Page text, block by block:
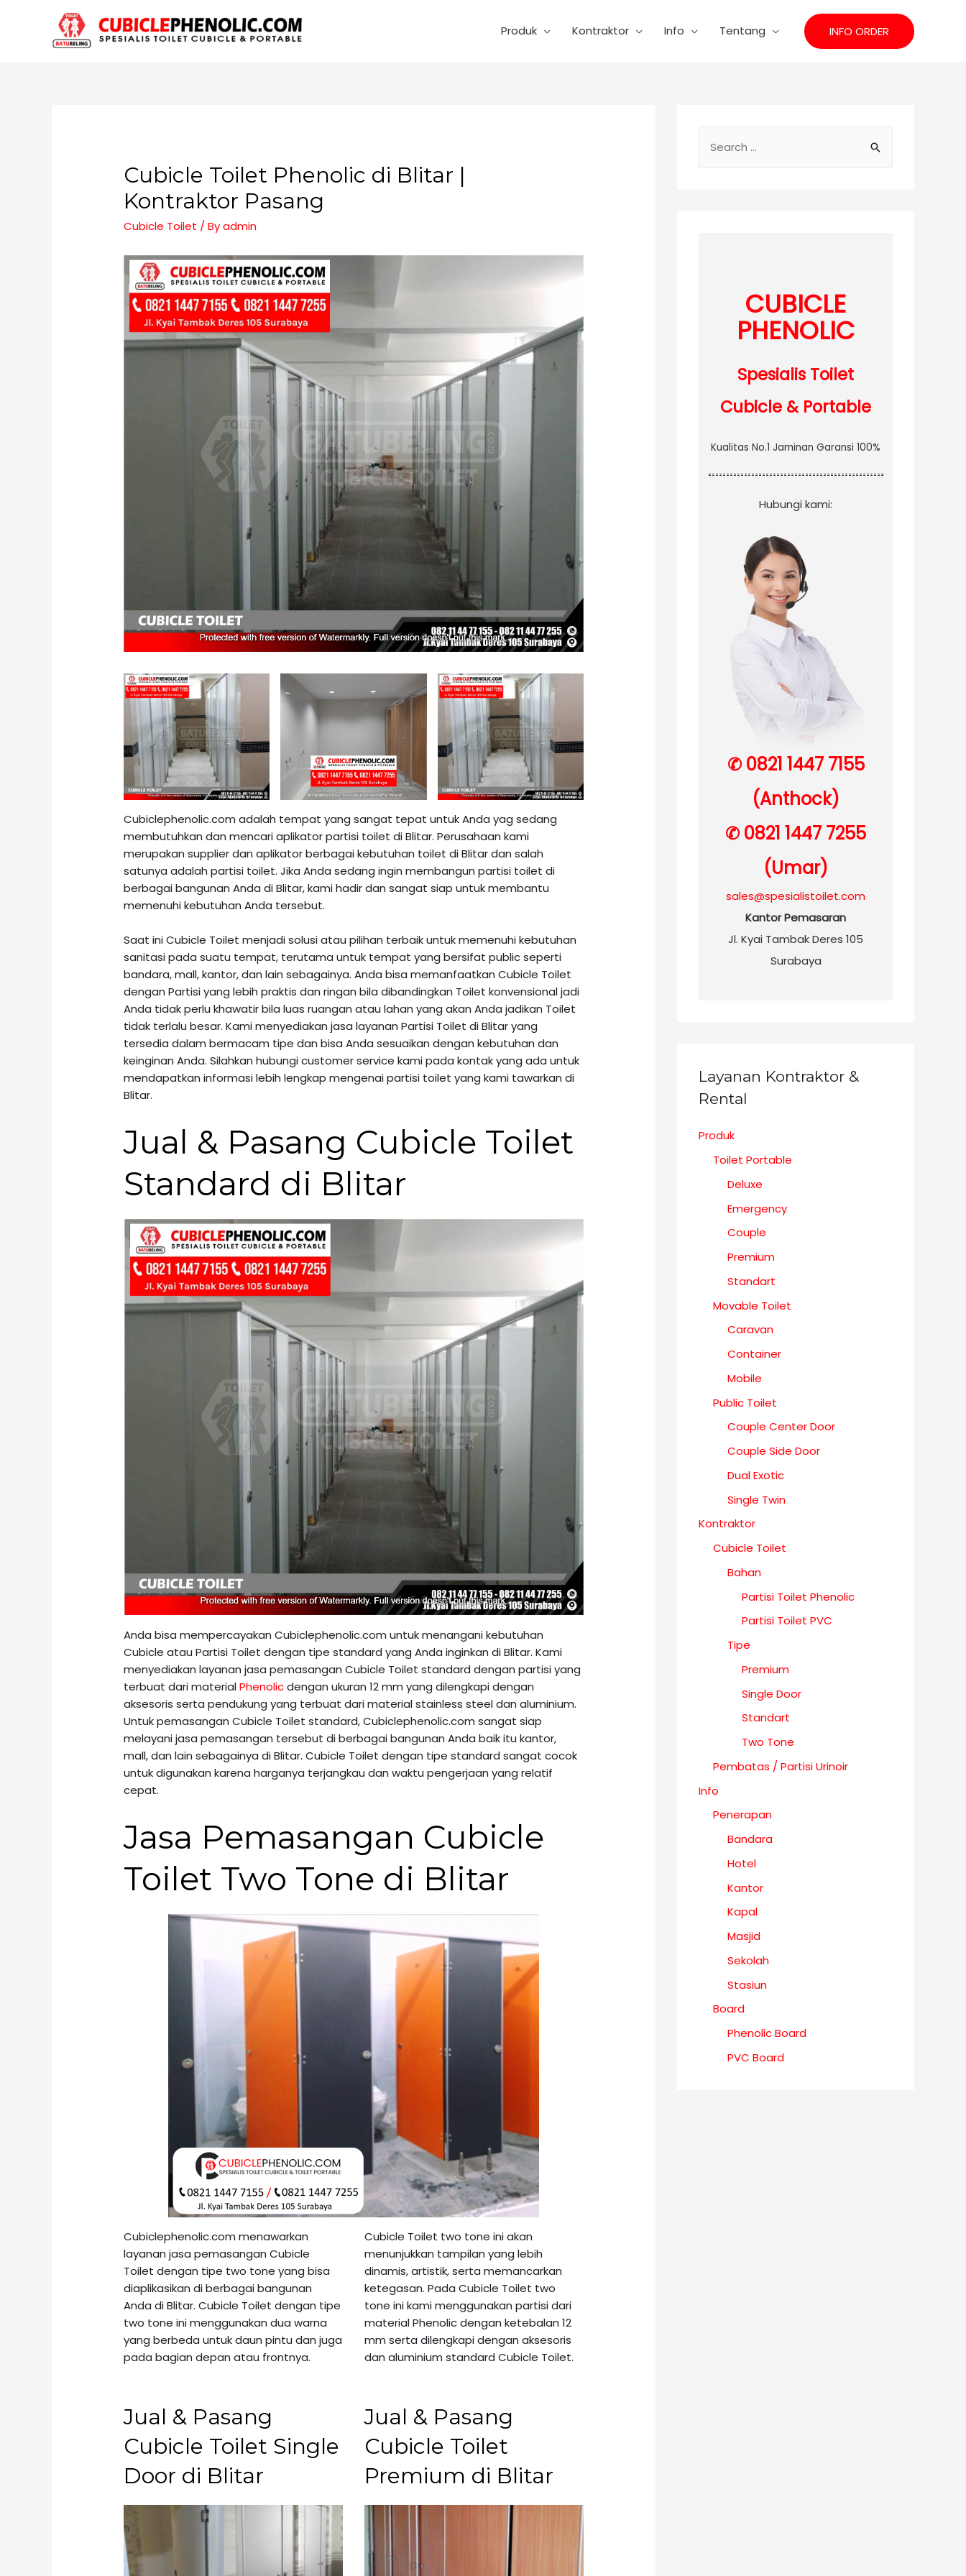
Produk Kontraktor Info Tentang INFO ORDER
Cubicle Toilet Phenolic di Blitar |
Kontraktor Pasang
Cubicle Toilet / Byadmin
Cubiclephenolic.com adalah tempat yang sangat tepat untuk Anda yag sedang
membutuhkan dan mencari aplikator partisi toilet di Blitar. Perusahaan kami
merupakan supplier dan aplikator berbagai kebutuhan toilet di Blitar dan salah
satunya adalah partisi toilet. Jika Anda sedang ingin membangun partisi toilet di
berbagai bangunan Anda di Blitar, kami hadir dan sangat siap untuk membantu
memenuhi kebutuhan Anda tersebut.
Saat ini Cubicle Toilet menjadi solusi atau pilihan terbaik untuk memenuhi kebutuhan
sanitasi pada suatu tempat, terutama untuk tempat yang bersifat public seperti
bandara, mall, kantor, dan lain sebagainya. Anda bisa memanfaatkan Cubicle Toilet
dengan Partisi yang lebih praktis dan ringan bila dibandingkan Toilet konvensional jadi
Anda tidak perlu khawatir bila luas ruangan atau lahan yang akan Anda jadikan Toilet
tidak terlalu besar. Kami menyediakan jasa layanan Partisi Toilet di Blitar yang
tersedia dalam bermacam tipe dan bisa Anda sesuaikan dengan kebutuhan dan
keinginan Anda. Silahkan hubungi customer service kami pada kontak yang ada untuk
mendapatkan informasi lebih lengkap mengenai partisi toilet yang kami tawarkan di
Blitar.
Jual & Pasang Cubicle Toilet
Standard di Blitar
Anda bisa mempercayakan Cubiclephenolic.com untuk menangani kebutuhan
Cubicle atau Partisi Toilet dengan tipe standard yang Anda inginkan di Blitar. Kami
menyediakan layanan jasa pemasangan Cubicle Toilet standard dengan partisi yang
terbuat dari materialPhenolicdengan ukuran 12 mm yang dilengkapi dengan
aksesoris serta pendukung yang terbuat dari material stainless steel dan aluminium.
Untuk pemasangan Cubicle Toilet standard, Cubiclephenolic.com sangat siap
melayani jasa pemasangan tersebut di berbagai bangunan Anda baik itu kantor,
mall, dan lain sebagainya di Blitar. Cubicle Toilet dengan tipe standard sangat cocok
untuk digunakan karena harganya terjangkau dan waktu pengerjaan yang relatif
cepat.
Jasa Pemasangan Cubicle
Toilet Two Tone di Blitar
Cubiclephenolic.com menawarkan
layanan jasa pemasangan Cubicle
Toilet dengan tipe two tone yang bisa
diaplikasikan di berbagai bangunan
Anda di Blitar. Cubicle Toilet dengan tipe
two tone ini menggunakan dua warna
yang berbeda untuk daun pintu dan juga
pada bagian depan atau frontnya.
Cubicle Toilet two tone ini akan
menunjukkan tampilan yang lebih
dinamis, artistik, serta memancarkan
ketegasan. Pada Cubicle Toilet two
tone ini kami menggunakan partisi dari
material Phenolic dengan ketebalan 12
mm serta dilengkapi dengan aksesoris
dan aluminium standard Cubicle Toilet.
Jual & Pasang
Cubicle Toilet Single
Door di Blitar
Jual & Pasang
Cubicle Toilet
Premium di Blitar
CUBICLE
PHENOLIC
Spesialis Toilet
Cubicle & Portable
Kualitas No.1 Jaminan Garansi 100%
Hubungi kami:
✆ 0821 1447 7155
(Anthock)
✆ 0821 1447 7255
(Umar)
sales@spesialistoilet.com
Kantor Pemasaran
Jl. Kyai Tambak Deres 105
Surabaya
Layanan Kontraktor &
Rental
Produk
Toilet Portable
Deluxe
Emergency
Couple
Premium
Standart
Movable Toilet
Caravan
Container
Mobile
Public Toilet
Couple Center Door
Couple Side Door
Dual Exotic
Single Twin
Kontraktor
Cubicle Toilet
Bahan
Partisi Toilet Phenolic
Partisi Toilet PVC
Tipe
Premium
Single Door
Standart
Two Tone
Pembatas / Partisi Urinoir
Info
Penerapan
Bandara
Hotel
Kantor
Kapal
Masjid
Sekolah
Stasiun
Board
Phenolic Board
PVC Board